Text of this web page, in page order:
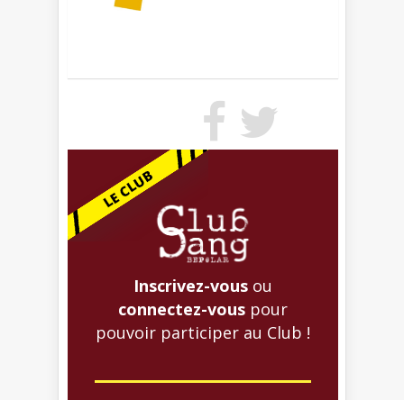
Inscrivez-vous ou
connectez-vous pour
pouvoir participer au Club !